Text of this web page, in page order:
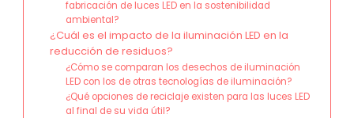
fabricación de luces LED en la sostenibilidad
ambiental?
¿Cuál es el impacto de la iluminación LED en la
reducción de residuos?
¿Cómo se comparan los desechos de iluminación
LED con los de otras tecnologías de iluminación?
¿Qué opciones de reciclaje existen para las luces LED
al final de su vida útil?